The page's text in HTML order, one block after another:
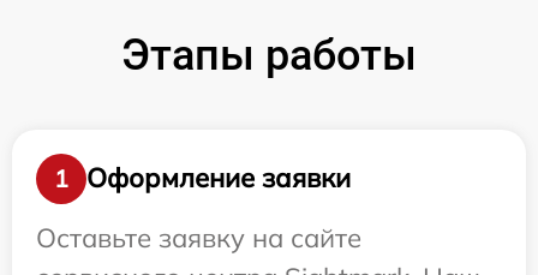
Этапы работы
1
Оформление заявки
Оставьте заявку на сайте